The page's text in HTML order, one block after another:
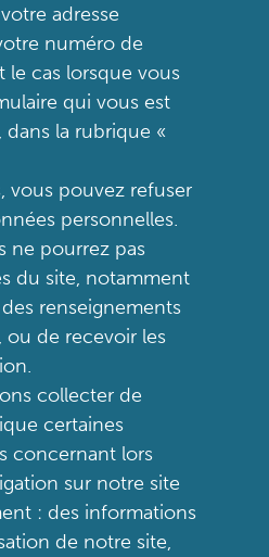
adresse
numéro de
le cas lorsque vous
qui vous est
la rubrique «
vous pouvez refuser
personnelles.
ne pourrez pas
du site, notamment
renseignements
ou de recevoir les
collecter de
certaines
concernant lors
sur notre site
: des informations
de notre site,